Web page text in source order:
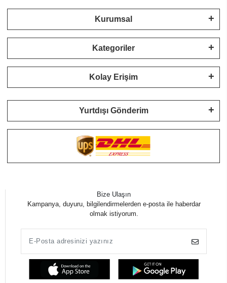
Kurumsal
Kategoriler
Kolay Erişim
Yurtdışı Gönderim
Bize Ulaşın
Kampanya, duyuru, bilgilendirmelerden e-posta ile haberdar
olmak istiyorum.